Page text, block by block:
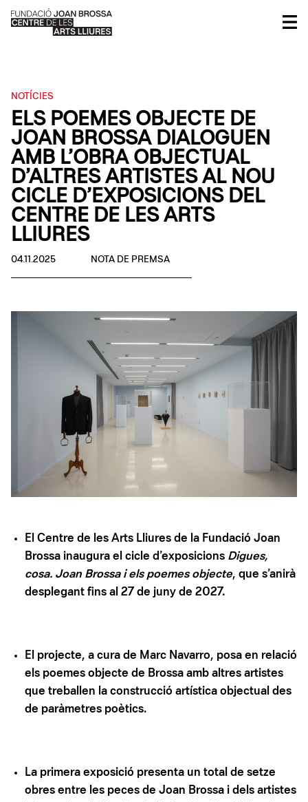
NOTÍCIES
ELS POEMES OBJECTE DE
JOAN BROSSA DIALOGUEN
AMB L’OBRA OBJECTUAL
D’ALTRES ARTISTES AL NOU
CICLE D’EXPOSICIONS DEL
CENTRE DE LES ARTS
LLIURES
04.11.2025 NOTA DE PREMSA
El Centre de les Arts Lliures de la Fundació Joan
Brossa inaugura el cicle d’exposicions Digues,
cosa. Joan Brossa i els poemes objecte, que s’anirà
desplegant fins al 27 de juny de 2027.
El projecte, a cura de Marc Navarro, posa en relació
els poemes objecte de Brossa amb altres artistes
que treballen la construcció artística objectual des
de paràmetres poètics.
La primera exposició presenta un total de setze
obres entre les peces de Joan Brossa i dels artistes